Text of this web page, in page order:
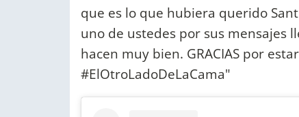
que es lo que hubiera querido
uno de ustedes por sus mensajes
hacen muy bien. GRACIAS por
#ElOtroLadoDeLaCama"